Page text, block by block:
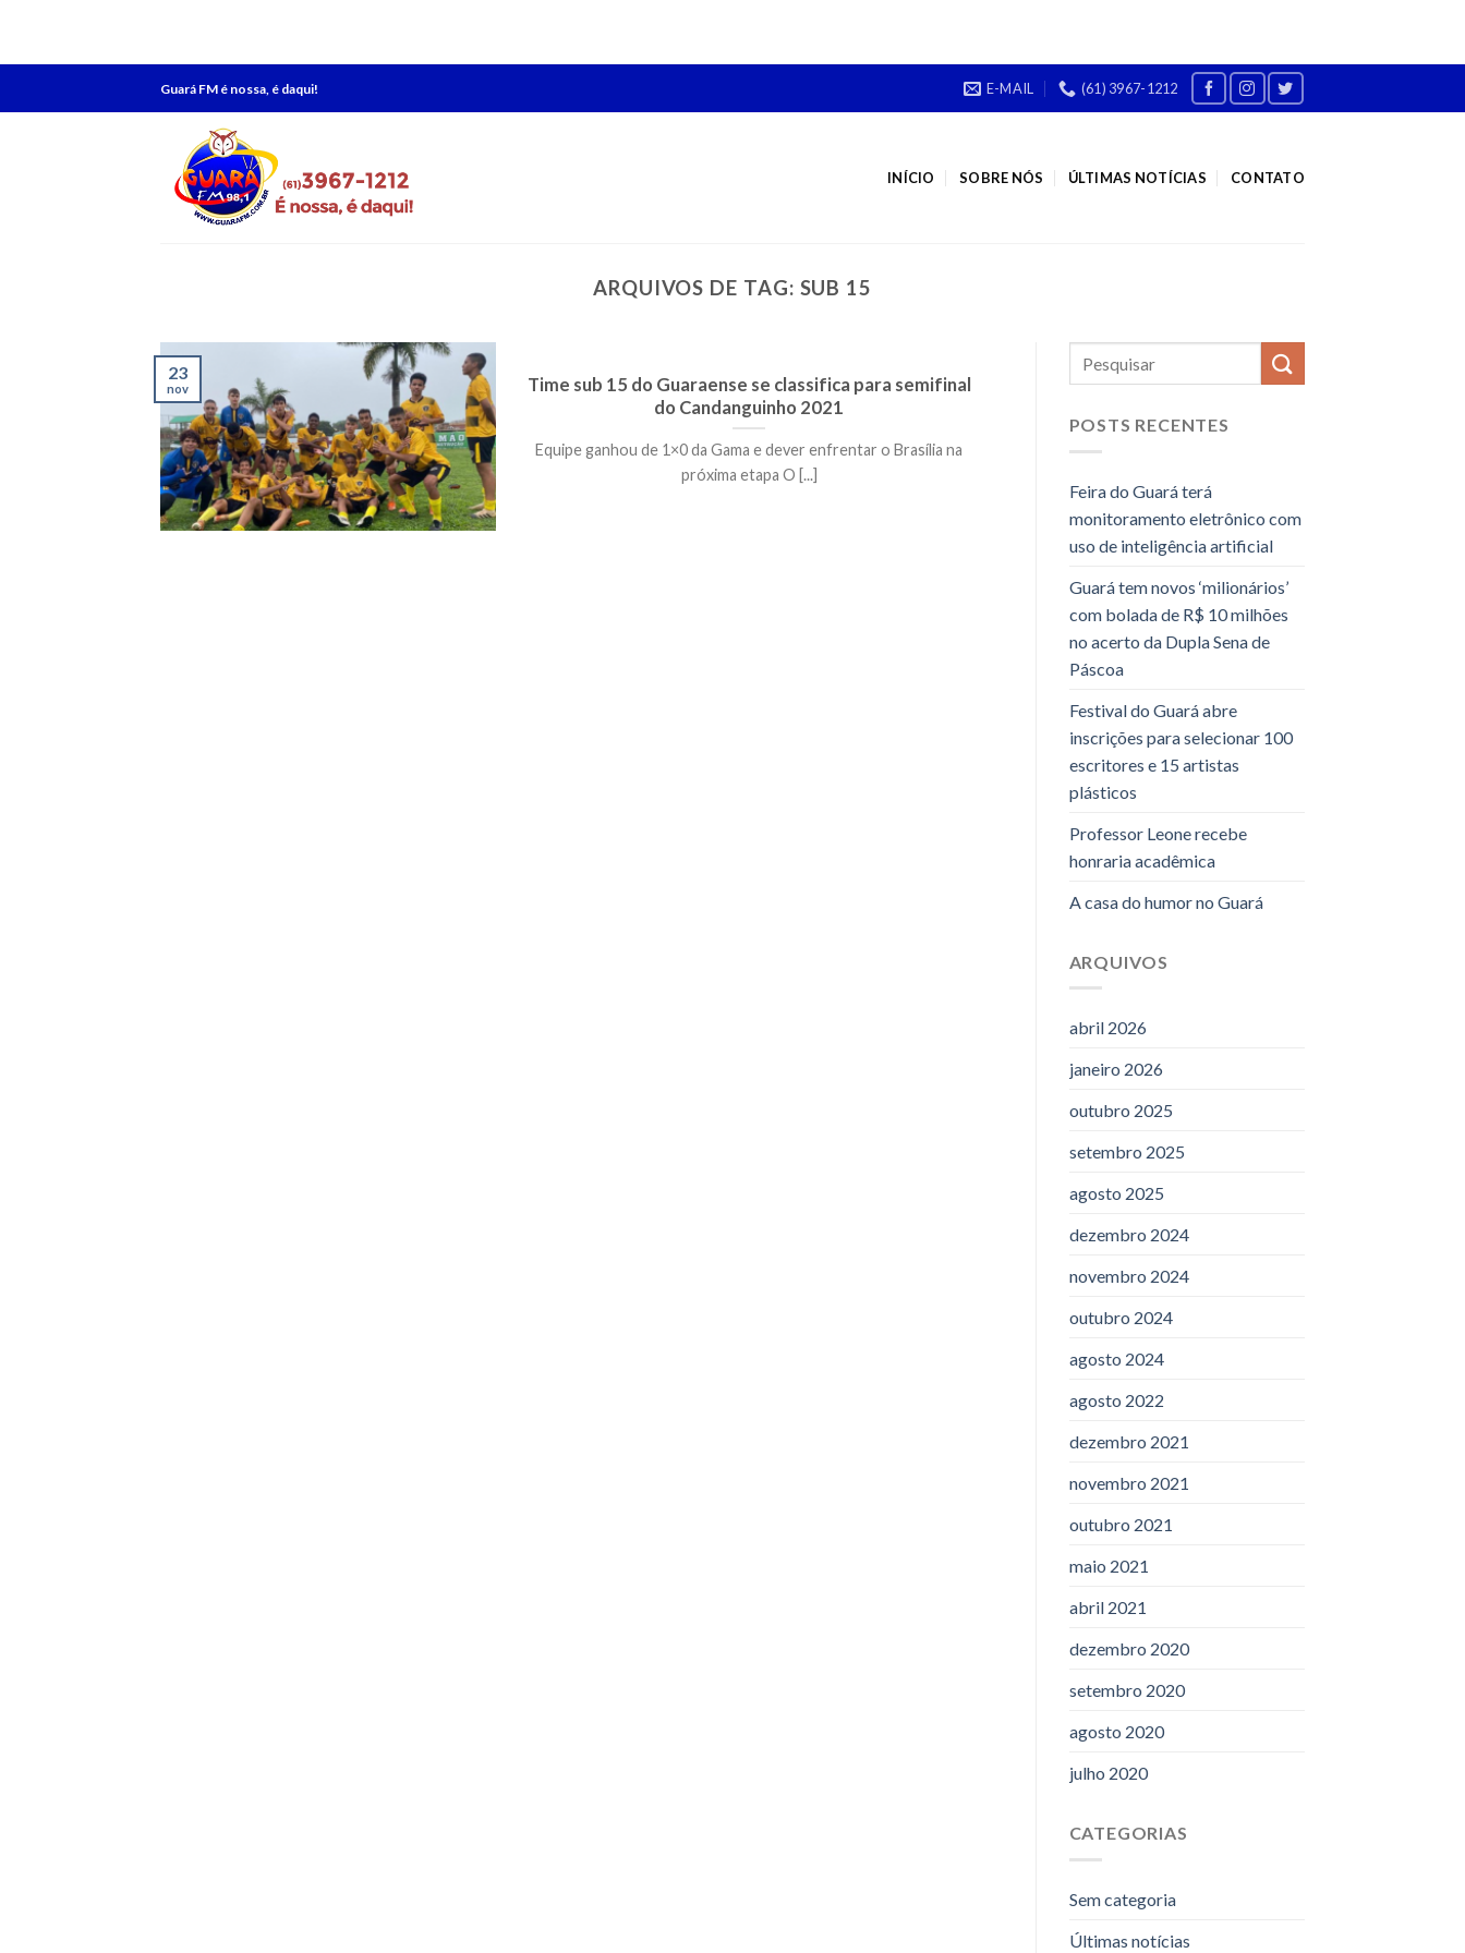
Guará FM é nossa, é daqui! E-MAIL (61) 3967-1212
INÍCIO SOBRE NÓS ÚLTIMAS NOTÍCIAS CONTATO
ARQUIVOS DE TAG: SUB 15
Time sub 15 do Guaraense se classifica para semifinal
do Candanguinho 2021
Equipe ganhou de 1×0 da Gama e dever enfrentar o Brasília na
próxima etapa O [...]
23
nov
POSTS RECENTES
Feira do Guará terá
monitoramento eletrônico com
uso de inteligência artificial
Guará tem novos ‘milionários’
com bolada de R$ 10 milhões
no acerto da Dupla Sena de
Páscoa
Festival do Guará abre
inscrições para selecionar 100
escritores e 15 artistas
plásticos
Professor Leone recebe
honraria acadêmica
A casa do humor no Guará
ARQUIVOS
abril 2026
janeiro 2026
outubro 2025
setembro 2025
agosto 2025
dezembro 2024
novembro 2024
outubro 2024
agosto 2024
agosto 2022
dezembro 2021
novembro 2021
outubro 2021
maio 2021
abril 2021
dezembro 2020
setembro 2020
agosto 2020
julho 2020
CATEGORIAS
Sem categoria
Últimas notícias